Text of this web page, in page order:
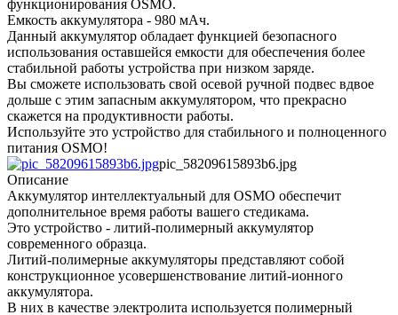
функционирования OSMO.
Емкость аккумулятора - 980 мАч.
Данный аккумулятор обладает функцией безопасного
использования оставшейся емкости для обеспечения более
стабильной работы устройства при низком заряде.
Вы сможете использовать свой осевой ручной подвес вдвое
дольше с этим запасным аккумулятором, что прекрасно
скажется на продуктивности работы.
Используйте это устройство для стабильного и полноценного
питания OSMO!
pic_58209615893b6.jpg
Описание
Аккумулятор интеллектуальный для OSMO обеспечит
дополнительное время работы вашего стедикама.
Это устройство - литий-полимерный аккумулятор
современного образца.
Литий-полимерные аккумуляторы представляют собой
конструкционное усовершенствование литий-ионного
аккумулятора.
В них в качестве электролита используется полимерный